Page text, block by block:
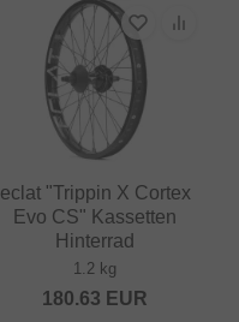
eclat "Trippin X Cortex
Evo CS" Kassetten
Hinterrad
1.2 kg
180.63 EUR